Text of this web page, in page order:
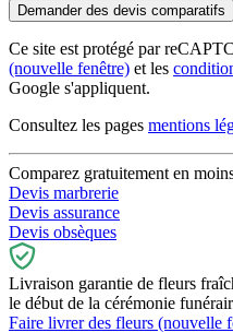
Ce site est protégé par
(nouvelle fenêtre) et les
Google s'appliquent.
Consultez les pages mentions
Comparez gratuitement en
Devis marbrerie
Devis assurance
Devis obsèques
Livraison garantie de fleurs
le début de la cérémonie
Faire livrer des fleurs (nouvelle